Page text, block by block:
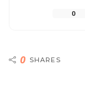
0
0 SHARES